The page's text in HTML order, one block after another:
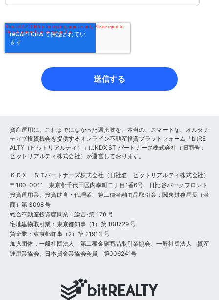
資産運用に、これまでになかった選択肢を。本当の、スマートな、オルタナ
ティブ投資機会を提供するオンライン不動産投資プラットフォーム「bitRE
ALTY（ビットリアルティ）」はKDX ST パートナーズ株式会社（旧商号：
ビットリアルティ株式会社）が運営しております。
ＫＤＸ ＳＴパートナーズ株式会社（旧社名 ビットリアルティ株式会社）
〒100-0011 東京都千代田区内幸町二丁目1番6号 日比谷パークフロント
投資運用業、投資助言・代理業、第二種金融商品取引業：関東財務局長（金
商）第 3098 号
総合不動産投資顧問業：総合-第 178 号
宅地建物取引業：東京都知事（1）第 108729 号
貸金業：東京都知事（2）第 31913 号
加入団体：一般社団法人 第二種金融商品取引業協会、一般社団法人 資産
運用業協会、日本貸金業協会会員 第006241号